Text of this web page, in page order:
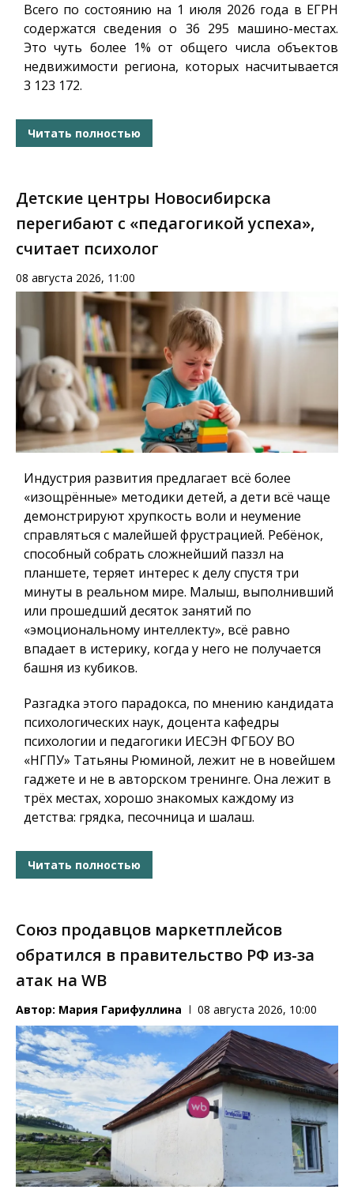
Всего по состоянию на 1 июля 2026 года в ЕГРН
содержатся сведения о 36 295 машино-местах.
Это чуть более 1% от общего числа объектов
недвижимости региона, которых насчитывается
3 123 172.
Читать полностью
Детские центры Новосибирска
перегибают с «педагогикой успеха»,
считает психолог
08 августа 2026, 11:00
Индустрия развития предлагает всё более
«изощрённые» методики детей, а дети всё чаще
демонстрируют хрупкость воли и неумение
справляться с малейшей фрустрацией. Ребёнок,
способный собрать сложнейший паззл на
планшете, теряет интерес к делу спустя три
минуты в реальном мире. Малыш, выполнивший
или прошедший десяток занятий по
«эмоциональному интеллекту», всё равно
впадает в истерику, когда у него не получается
башня из кубиков.
Разгадка этого парадокса, по мнению кандидата
психологических наук, доцента кафедры
психологии и педагогики ИЕСЭН ФГБОУ ВО
«НГПУ» Татьяны Рюминой, лежит не в новейшем
гаджете и не в авторском тренинге. Она лежит в
трёх местах, хорошо знакомых каждому из
детства: грядка, песочница и шалаш.
Читать полностью
Союз продавцов маркетплейсов
обратился в правительство РФ из-за
атак на WB
Автор: Мария Гарифуллина 08 августа 2026, 10:00